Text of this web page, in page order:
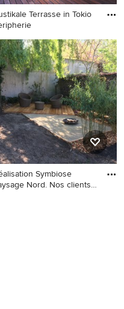
Terrasse in Tokio
Terrasse in Tokio
Symbiose
Nord. Nos clients